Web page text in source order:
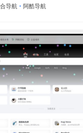
导航 • 阿酷导航